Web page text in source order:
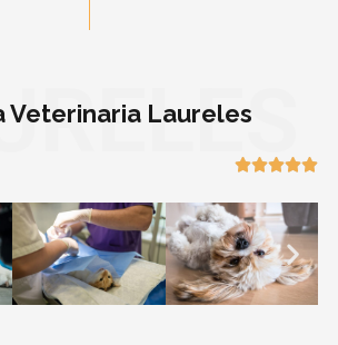
Veterinaria Laureles
